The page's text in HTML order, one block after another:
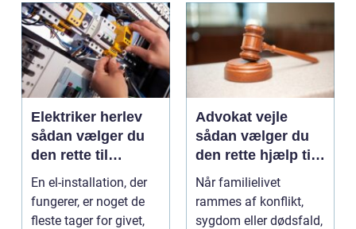
Elektriker herlev
sådan vælger du
den rette til
opgaven
En el-installation, der
fungerer, er noget de
fleste tager for givet,
Advokat vejle
sådan vælger du
den rette hjælp til
familien
Når familielivet
rammes af konflikt,
sygdom eller dødsfald,